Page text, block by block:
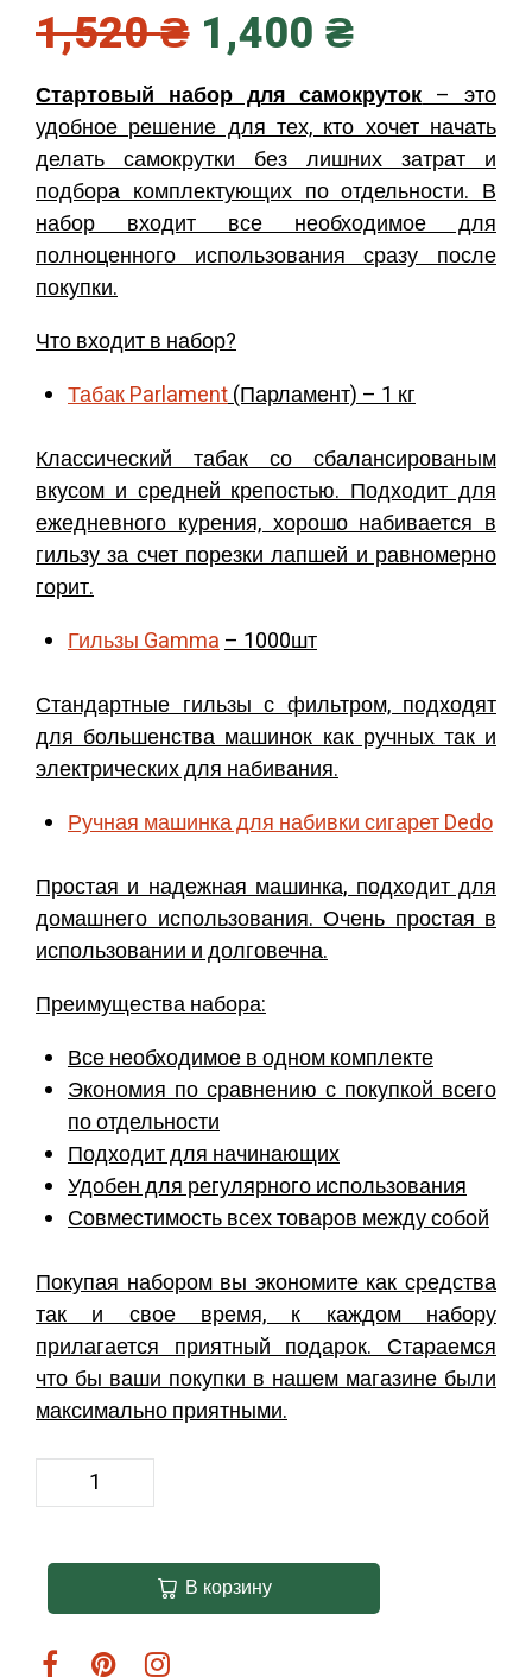
1,520₴ 1,400₴
Стартовый набор для самокруток– это
удобное решение для тех, кто хочет начать
делать самокрутки без лишних затрат и
подбора комплектующих по отдельности. В
набор входит все необходимое для
полноценного использования сразу после
покупки.
Что входит в набор?
ТабакParlament(Парламент) – 1 кг
Классический табак со сбалансированым
вкусом и средней крепостью. Подходит для
ежедневного курения, хорошо набивается в
гильзу за счет порезки лапшей и равномерно
горит.
ГильзыGamma– 1000шт
Стандартные гильзы с фильтром, подходят
для большенства машинок как ручных так и
электрических для набивания.
Ручная машинка для набивки сигаретDedo
Простая и надежная машинка, подходит для
домашнего использования. Очень простая в
использовании и долговечна.
Преимущества набора:
Все необходимое в одном комплекте
Экономия по сравнению с покупкой всего
по отдельности
Подходит для начинающих
Удобен для регулярного использования
Совместимость всех товаров между собой
Покупая набором вы экономите как средства
так и свое время, к каждом набору
прилагается приятный подарок. Стараемся
что бы ваши покупки в нашем магазине были
максимально приятными.
В корзину